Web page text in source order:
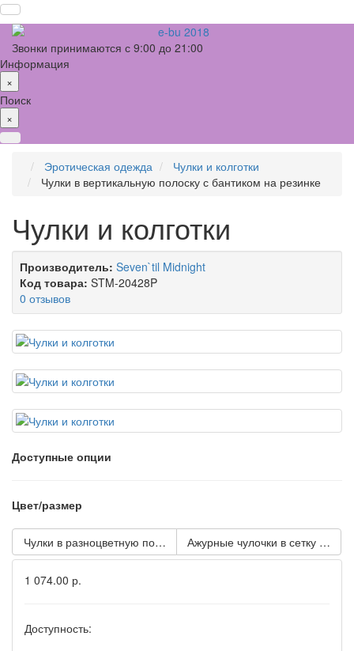
Звонки принимаются с 9:00 до 21:00
Информация
×
Поиск
×
Эротическая одежда
Чулки и колготки
Чулки в вертикальную полоску с бантиком на резинке
Чулки и колготки
Производитель: Seven`til Midnight
Код товара: STM-20428P
0 отзывов
Доступные опции
Цвет/размер
Чулки в разноцветную полоску Ажурные чулочки в сетку с
1 074.00 р.
Доступность: